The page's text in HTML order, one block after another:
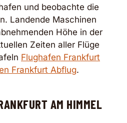
und beobachte die
Landende Maschinen
Höhe in der
Zeiten aller Flüge
Flughafen Frankfurt
Frankfurt Abflug.
AM HIMMEL